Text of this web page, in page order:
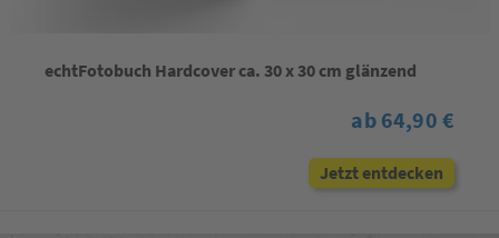
echtFotobuch Hardcover ca. 30 x 30 cm glänzend
ab 64,90 €
Jetzt entdecken